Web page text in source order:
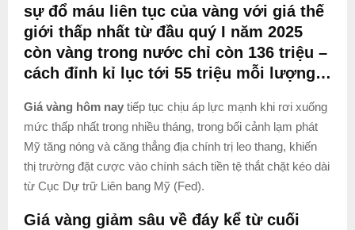
sự đổ máu liên tục của vàng với giá thế
giới thấp nhất từ đầu quý I năm 2025
còn vàng trong nước chỉ còn 136 triệu –
cách đỉnh kỉ lục tới 55 triệu mỗi lượng…
Giá vàng hôm nay tiếp tục chịu áp lực mạnh khi rơi xuống
mức thấp nhất trong nhiều tháng, trong bối cảnh lạm phát
Mỹ tăng nóng và căng thẳng địa chính trị leo thang, khiến
thị trường đặt cược vào chính sách tiền tệ thắt chặt kéo dài
từ Cục Dự trữ Liên bang Mỹ (Fed).
Giá vàng giảm sâu về đáy kể từ cuối